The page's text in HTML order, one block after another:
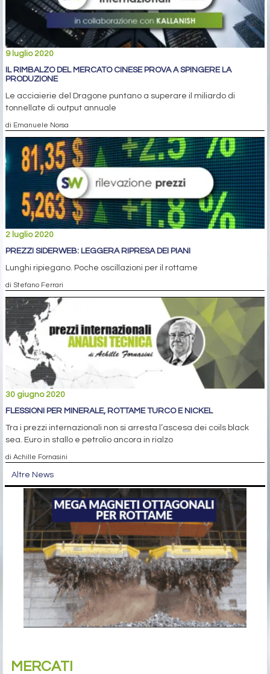
9 luglio 2020
IL RIMBALZO DEL MERCATO CINESE PROVA A SPINGERE LA
PRODUZIONE
Le acciaierie del Dragone puntano a superare il miliardo di
tonnellate di output annuale
di Emanuele Norsa
2 luglio 2020
PREZZI SIDERWEB: LEGGERA RIPRESA DEI PIANI
Lunghi ripiegano. Poche oscillazioni per il rottame
di Stefano Ferrari
30 giugno 2020
FLESSIONI PER MINERALE, ROTTAME TURCO E NICKEL
Tra i prezzi internazionali non si arresta l’ascesa dei coils black
sea. Euro in stallo e petrolio ancora in rialzo
di Achille Fornasini
Altre News
MERCATI